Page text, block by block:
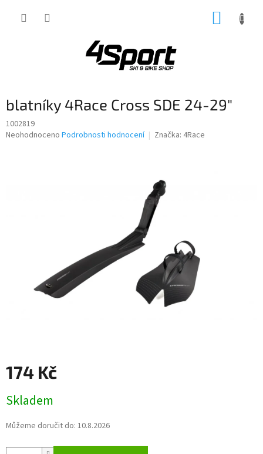
blatníky 4Race Cross SDE 24-29"
1002819
Průměrné
Neohodnoceno Podrobnosti hodnocení Značka: 4Race
174 Kč
cena:
Skladem
Můžeme doručit do: 10.8.2026